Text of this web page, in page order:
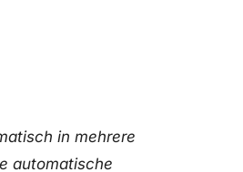
in mehrere
automatische